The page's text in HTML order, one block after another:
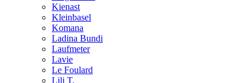
Kienast
Kleinbasel
Komana
Ladina Bundi
Laufmeter
Lavie
Le Foulard
Lili T.